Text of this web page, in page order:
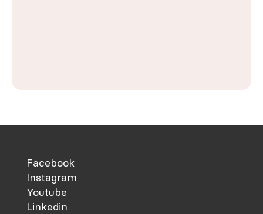
Facebook
Instagram
Youtube
Linkedin